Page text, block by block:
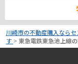
川崎市の不動産購入なら
す > 東急電鉄東急池上線